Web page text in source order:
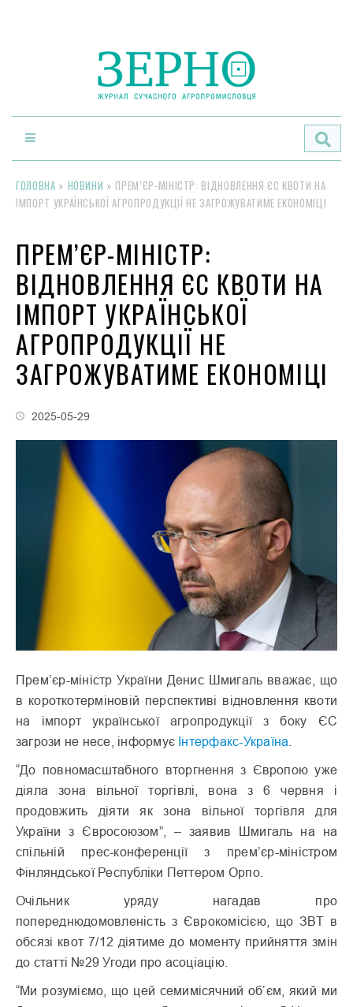
ГОЛОВНА » НОВИНИ » ПРЕМ’ЄР-МІНІСТР: ВІДНОВЛЕННЯ ЄС КВОТИ НА
ІМПОРТ УКРАЇНСЬКОЇ АГРОПРОДУКЦІЇ НЕ ЗАГРОЖУВАТИМЕ ЕКОНОМІЦІ
ПРЕМ’ЄР-МІНІСТР:
ВІДНОВЛЕННЯ ЄС КВОТИ НА
ІМПОРТ УКРАЇНСЬКОЇ
АГРОПРОДУКЦІЇ НЕ
ЗАГРОЖУВАТИМЕ ЕКОНОМІЦІ
2025-05-29
Прем’єр-міністр України Денис Шмигаль вважає, що
в короткотерміновій перспективі відновлення квоти
на імпорт української агропродукції з боку ЄС
загрози не несе, інформує Інтерфакс-Україна
“До повномасштабного вторгнення з Європою уже
діяла зона вільної торгівлі, вона з 6 червня і
продовжить діяти як зона вільної торгівля для
України з Євросоюзом”, – заявив Шмигаль на на
спільній прес-конференції з прем’єр-міністром
Фінляндської Республіки Петтером Орпо.
Очільник уряду нагадав про
попереднюдомовленість з Єврокомісією, що ЗВТ в
обсязі квот 7/12 діятиме до моменту прийняття змін
до статті №29 Угоди про асоціацію.
“Ми розуміємо, що цей семимісячний обʼєм, який ми